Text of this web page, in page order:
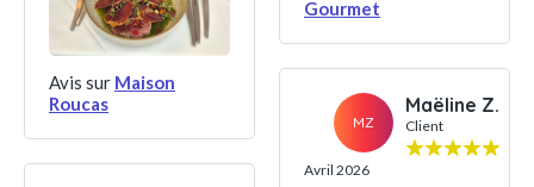
Avis sur Maison
Roucas
Gourmet
MZ
Maëline Z.
Client
Avril 2026